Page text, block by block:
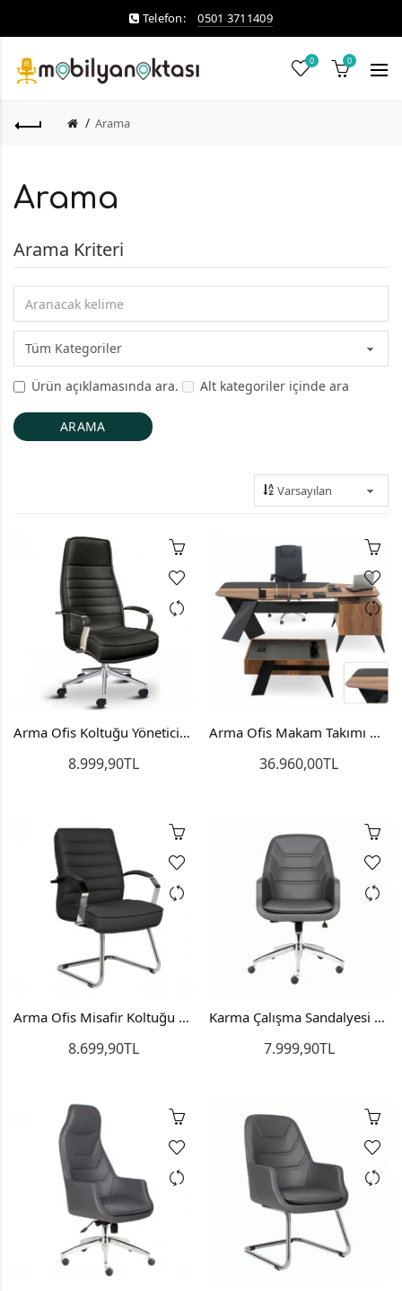
Telefon: 0501 3711409
0 0
Arama
Arama
Arama Kriteri
Ürün açıklamasında ara. Alt kategoriler içinde ara
Arma Ofis Koltuğu Yönetici Koltuğu Makam Koltuğu
8.999,90TL
Arma Ofis Makam Takımı Masa Dolap Sehpa
36.960,00TL
Arma Ofis Misafir Koltuğu Bekleme Sandalyesi U Ayak
8.699,90TL
Karma Çalışma Sandalyesi Personel Koltuğu
7.999,90TL